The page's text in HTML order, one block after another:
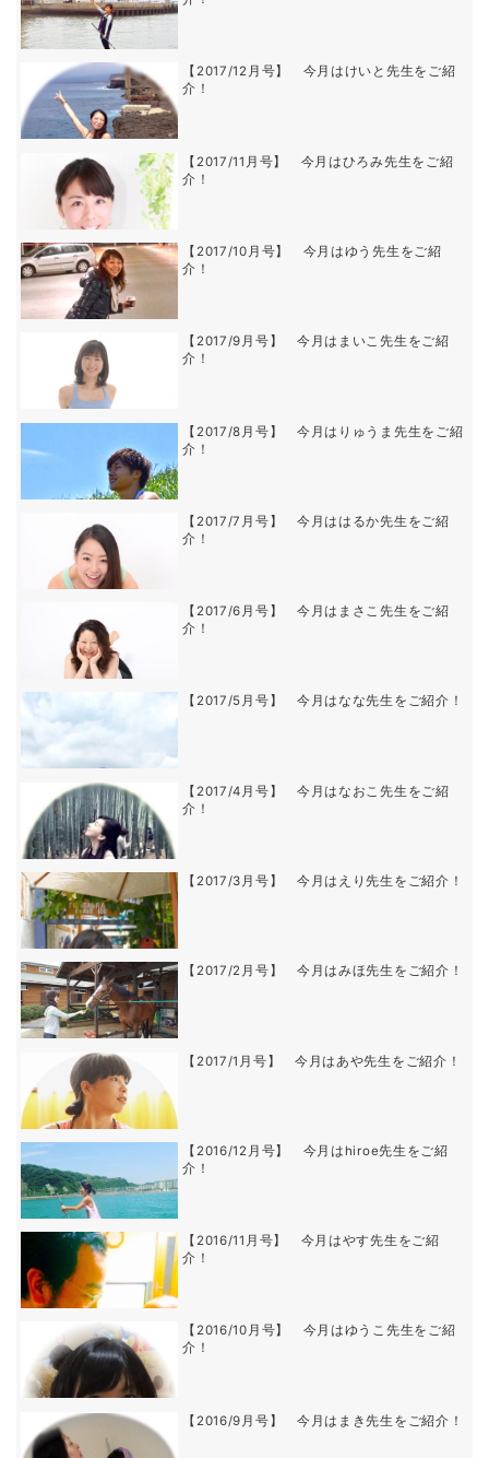
【2017/12月号】 今月はけいと先生をご紹
介！
【2017/11月号】 今月はひろみ先生をご紹
介！
【2017/10月号】 今月はゆう先生をご紹
介！
【2017/9月号】 今月はまいこ先生をご紹
介！
【2017/8月号】 今月はりゅうま先生をご紹
介！
【2017/7月号】 今月ははるか先生をご紹
介！
【2017/6月号】 今月はまさこ先生をご紹
介！
【2017/5月号】 今月はなな先生をご紹介！
【2017/4月号】 今月はなおこ先生をご紹
介！
【2017/3月号】 今月はえり先生をご紹介！
【2017/2月号】 今月はみほ先生をご紹介！
【2017/1月号】 今月はあや先生をご紹介！
【2016/12月号】 今月はhiroe先生をご紹
介！
【2016/11月号】 今月はやす先生をご紹
介！
【2016/10月号】 今月はゆうこ先生をご紹
介！
【2016/9月号】 今月はまき先生をご紹介！